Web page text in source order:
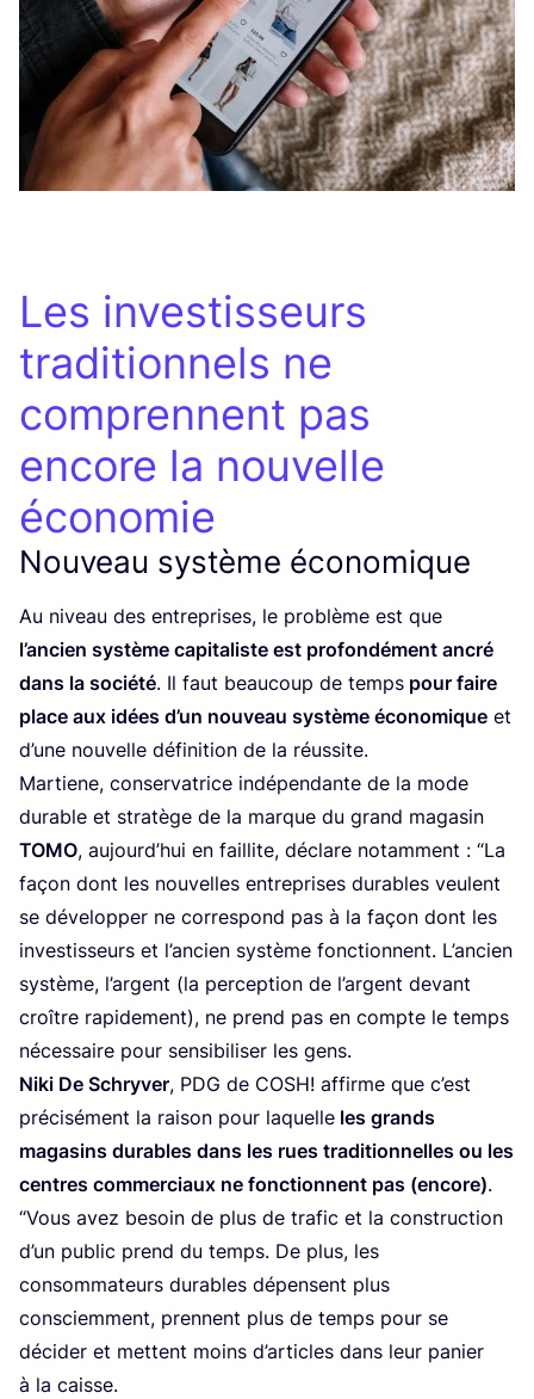
Les investisseurs
traditionnels ne
comprennent pas
encore la nouvelle
économie
Nouveau système économique
Au niveau des entre­prises, le pro­blème est que
l’an­cien sys­tème capi­ta­liste est pro­fon­dé­ment ancré
dans la socié­té. Il faut beau­coup de temps pour faire
place aux idées d’un nou­veau sys­tème éco­no­mique et
d’une nou­velle défi­ni­tion de la réussite.
Mar­tiene, conser­va­trice indé­pen­dante de la mode
durable et stra­tège de la marque du grand maga­sin
TOMO, aujourd’­hui en faillite, déclare notam­ment : “La
façon dont les nou­velles entre­prises durables veulent
se déve­lop­per ne cor­res­pond pas à la façon dont les
inves­tis­seurs et l’an­cien sys­tème fonc­tionnent. L’an­cien
sys­tème, l’argent (la per­cep­tion de l’argent devant
croître rapi­de­ment), ne prend pas en compte le temps
néces­saire pour sen­si­bi­li­ser les gens.
Niki De Schry­ver, PDG de COSH! affirme que c’est
pré­ci­sé­ment la rai­son pour laquelle les grands
maga­sins durables dans les rues tra­di­tion­nelles ou les
centres com­mer­ciaux ne fonc­tionnent pas (encore).
“Vous avez besoin de plus de tra­fic et la construc­tion
d’un public prend du temps. De plus, les
consom­ma­teurs durables dépensent plus
consciem­ment, prennent plus de temps pour se
déci­der et mettent moins d’ar­ticles dans leur panier
à la caisse.